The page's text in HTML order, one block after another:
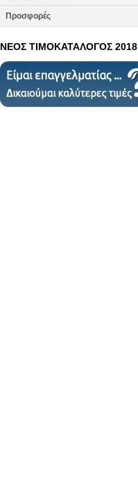
Προσφορές
ΝΕΟΣ ΤΙΜΟΚΑΤΑΛΟΓΟΣ 2018